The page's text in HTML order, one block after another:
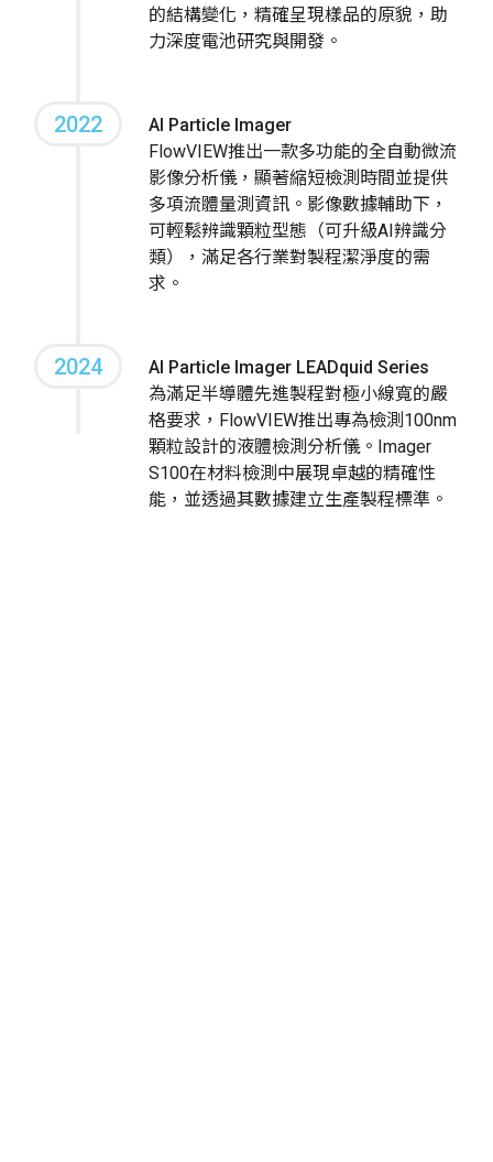
的結構變化，精確呈現樣品的原貌，助
力深度電池研究與開發。
2022
AI Particle Imager
FlowVIEW推出一款多功能的全自動微流
影像分析儀，顯著縮短檢測時間並提供
多項流體量測資訊。影像數據輔助下，
可輕鬆辨識顆粒型態（可升級AI辨識分
類），滿足各行業對製程潔淨度的需
求。
2024
AI Particle Imager LEADquid Series
為滿足半導體先進製程對極小線寬的嚴
格要求，FlowVIEW推出專為檢測100nm
顆粒設計的液體檢測分析儀。Imager
S100在材料檢測中展現卓越的精確性
能，並透過其數據建立生產製程標準。